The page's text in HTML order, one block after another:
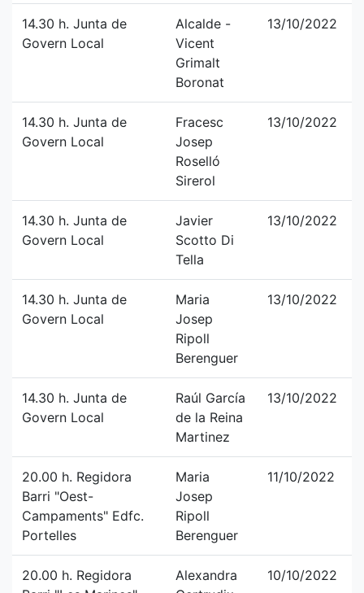
14.30 h. Junta de
Govern Local
Alcalde -
Vicent
Grimalt
Boronat
13/10/2022
14.30 h. Junta de
Govern Local
Fracesc
Josep
Roselló
Sirerol
13/10/2022
14.30 h. Junta de
Govern Local
Javier
Scotto Di
Tella
13/10/2022
14.30 h. Junta de
Govern Local
Maria
Josep
Ripoll
Berenguer
13/10/2022
14.30 h. Junta de
Govern Local
Raúl García
de la Reina
Martinez
13/10/2022
20.00 h. Regidora
Barri "Oest-
Campaments" Edfc.
Portelles
Maria
Josep
Ripoll
Berenguer
11/10/2022
20.00 h. Regidora
Alexandra
10/10/2022